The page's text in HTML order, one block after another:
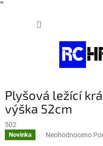
""
Plyšová ležící
výška 52cm
502
Novinka
Průměrné
Neohodnoceno